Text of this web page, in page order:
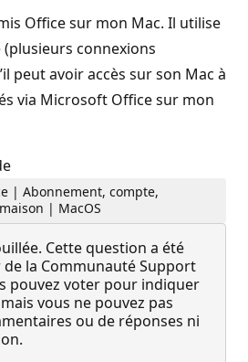
Office sur mon Mac. Il utilise
connexions
peut avoir accès sur son Mac à
via Microsoft Office sur mon
| Abonnement, compte,
| MacOS
Cette question a été
la Communauté Support
pouvez voter pour indiquer
vous ne pouvez pas
ou de réponses ni